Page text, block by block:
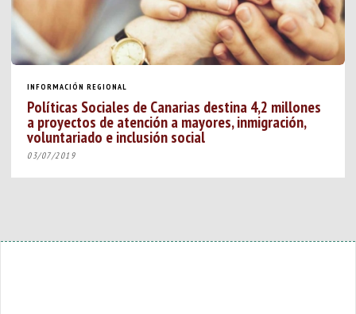
INFORMACIÓN REGIONAL
Políticas Sociales de Canarias destina 4,2 millones
a proyectos de atención a mayores, inmigración,
voluntariado e inclusión social
03/07/2019